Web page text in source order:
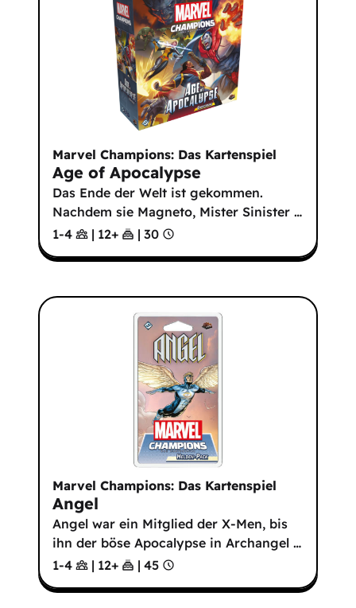
Marvel Champions: Das Kartenspiel
Age of Apocalypse
Das Ende der Welt ist gekommen.
Nachdem sie Magneto, Mister Sinister …
1-4
| 12+ | 30
Marvel Champions: Das Kartenspiel
Angel
Angel war ein Mitglied der X-Men, bis
ihn der böse Apocalypse in Archangel …
1-4
| 12+ | 45